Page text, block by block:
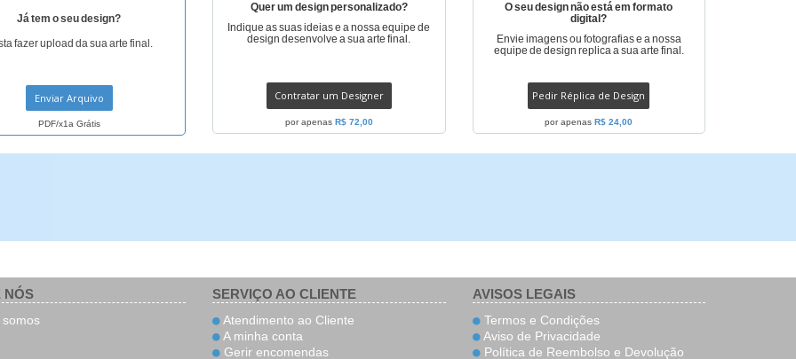
Já tem o seu design?
fazer upload da sua arte final.
Enviar Arquivo
PDF/x1a Grátis
Quer um design personalizado?
Indique as suas ideias e a nossa equipe de
design desenvolve a sua arte final.
Contratar um Designer
por apenas R$ 72,00
O seu design não está em formato
digital?
Envie imagens ou fotografias e a nossa
equipe de design replica a sua arte final.
Pedir Réplica de Design
por apenasR$ 24,00
NÓS SERVIÇO AO CLIENTE
Atendimento ao Cliente
A minha conta
Gerir encomendas
AVISOS LEGAIS
Termos e Condições
Aviso de Privacidade
Política de Reembolso e Devolução